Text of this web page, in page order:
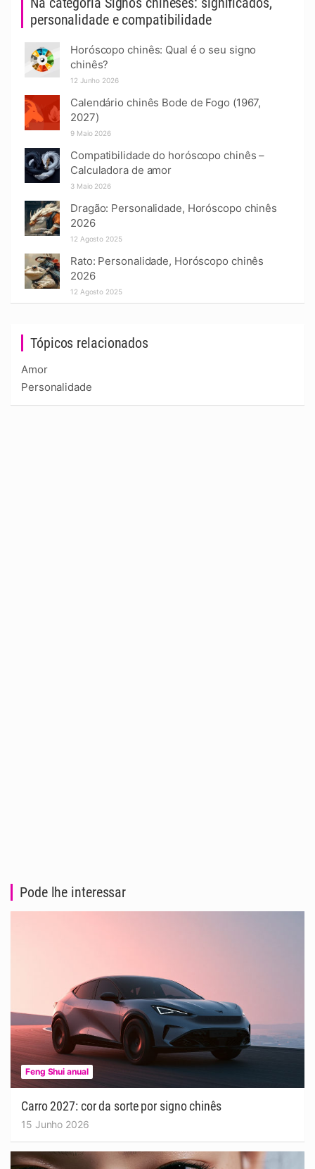
Tópicos relacionados
Amor
Personalidade
personalidade e compatibilidade
Horóscopo chinês: Qual é o seu signo
chinês?
12 Junho 2026
Calendário chinês Bode de Fogo (1967,
2027)
9 Maio 2026
Compatibilidade do horóscopo chinês –
Calculadora de amor
3 Maio 2026
Dragão: Personalidade, Horóscopo chinês
2026
12 Agosto 2025
Rato: Personalidade, Horóscopo chinês
2026
12 Agosto 2025
Pode lhe interessar
Feng Shui anual
Carro 2027: cor da sorte por signo chinês
15 Junho 2026